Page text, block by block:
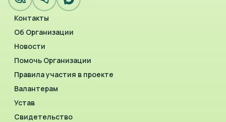
Контакты
Об Организации
Новости
Помочь Организации
Правила участия в проекте
Валантерам
Устав
Свидетельство